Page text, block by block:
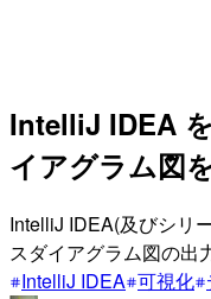
IntelliJ IDEA
イアグラム図
IntelliJ IDEA(及びシリ
スダイアグラム図の出
IntelliJ IDEA 可視化